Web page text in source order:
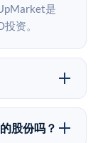
是
资。
私有公司。
市场上的
股份吗？